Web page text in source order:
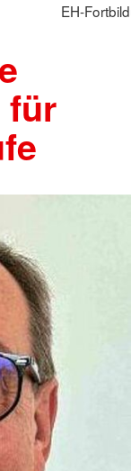
EH-
für